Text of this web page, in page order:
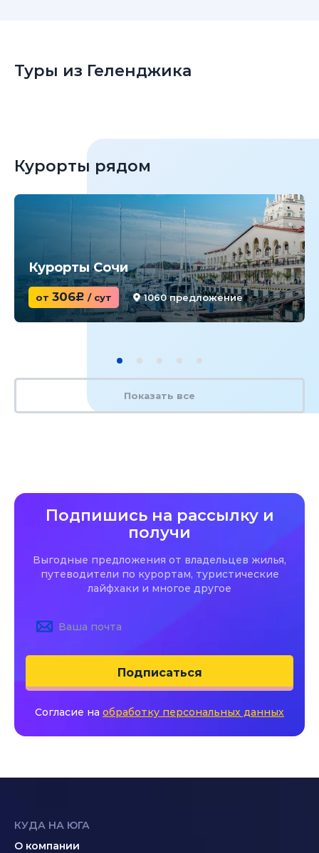
Туры из Геленджика
Курорты рядом
Курорты Сочи
от 306c / сут 1060 предложение
Показать все
Подпишись на рассылку и
получи
Выгодные предложения от владельцев жилья,
путеводители по курортам, туристические
лайфхаки и многое другое
Подписаться
Согласие на обработку персональных данных
КУДА НА ЮГА
О компании